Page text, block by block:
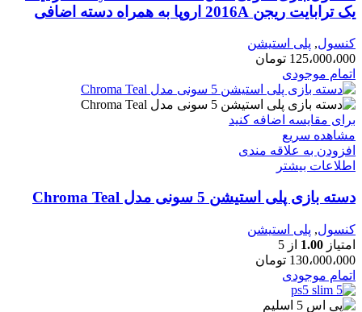
یک ترابایت ریجن 2016A اروپا به همراه دسته اضافی
کنسول, پلی استیشن
125،000،000 تومان
اتمام موجودی
برای مقایسه اضافه کنید
مشاهده سریع
افزودن به علاقه مندی
اطلاعات بیشتر
دسته بازی پلی استیشن 5 سونی مدل Chroma Teal
کنسول, پلی استیشن
امتیاز 1.00 از 5
130،000،000 تومان
اتمام موجودی